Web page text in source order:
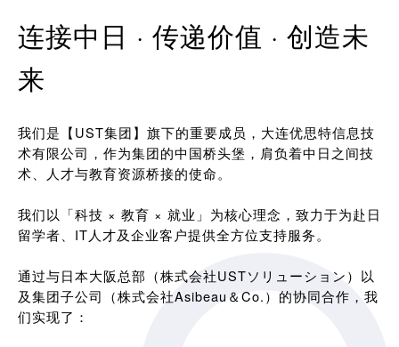
连接中日 · 传递价值 · 创造未
来
我们是【UST集团】旗下的重要成员，大连优思特信息技
术有限公司，作为集团的中国桥头堡，肩负着中日之间技
术、人才与教育资源桥接的使命。
我们以「科技 × 教育 × 就业」为核心理念，致力于为赴日
留学者、IT人才及企业客户提供全方位支持服务。
通过与日本大阪总部（株式会社USTソリューション）以
及集团子公司（株式会社Asibeau＆Co.）的协同合作，我
们实现了：